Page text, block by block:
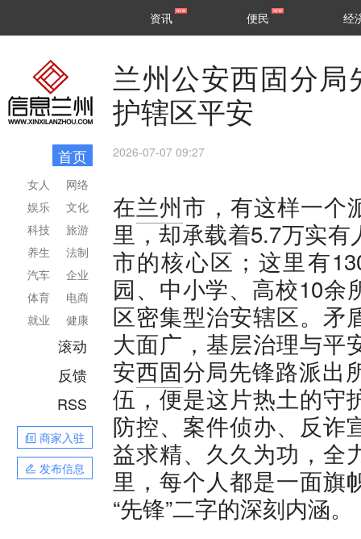
区县
资讯 便民 经
首页
网络
文化
旅游
法制
企业
电商
健康
女人
娱乐
科技
养生
汽车
体育
就业
滚动
反馈
RSS
商家入驻
发布信息
兰州公安西固分
护辖区平安
2026-07-07 09:27
在兰州市，有这样一个
里，却承载着5.7万实
市的核心区；这里有
园、中小学、高校10余
区密集型治安辖区。矛
大面广，基层治理与平
安西固分局先锋路派出
伍，便是这片热土的守
防控、案件侦办、反诈
益求精、久久为功，全
里，每个人都是一面旗
“先锋”二字的深刻内涵。